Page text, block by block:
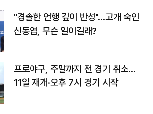
"경솔한 언행 깊이 반성"…고개 숙인
신동엽, 무슨 일이길래?
프로야구, 주말까지 전 경기 취소…
11일 재개·오후 7시 경기 시작